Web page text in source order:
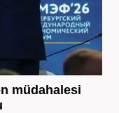
müdahalesi